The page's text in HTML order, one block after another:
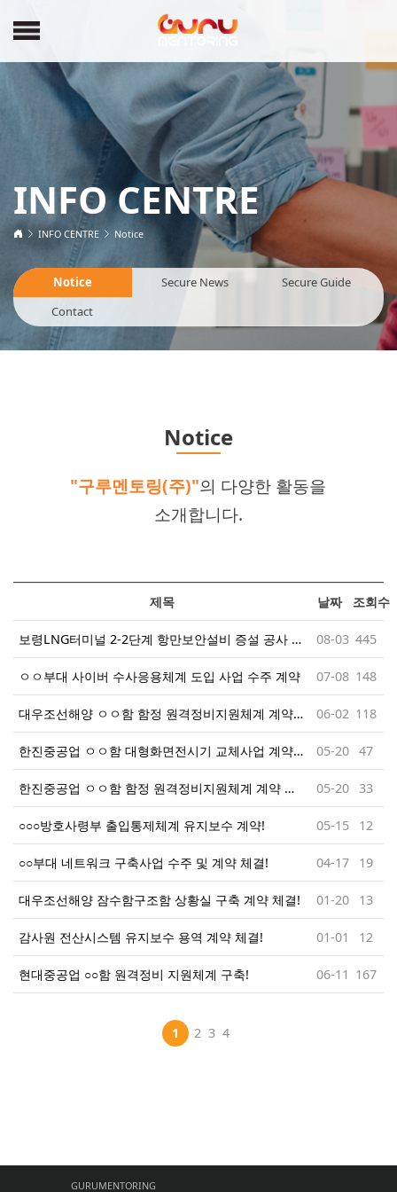
INFO CENTRE
INFO CENTRE Notice
Notice Secure News
Secure Guide
Contact
Notice
"구루멘토링(주)"의 다양한 활동을
소개합니다.
제목 날짜 조회수
보령LNG터미널 2-2단계 항만보안설비 증설 공사 계약 08-03 445
ㅇㅇ부대 사이버 수사응용체계 도입 사업 수주 계약 07-08 148
대우조선해양 ㅇㅇ함 함정 원격정비지원체계 계약(3척) 06-02 118
한진중공업 ㅇㅇ함 대형화면전시기 교체사업 계약 체결! 05-20 47
한진중공업 ㅇㅇ함 함정 원격정비지원체계 계약 체결! 05-20 33
○○○방호사령부 출입통제체계 유지보수 계약! 05-15 12
○○부대 네트워크 구축사업 수주 및 계약 체결! 04-17 19
대우조선해양 잠수함구조함 상황실 구축 계약 체결! 01-20 13
감사원 전산시스템 유지보수 용역 계약 체결! 01-01 12
현대중공업 ○○함 원격정비 지원체계 구축! 06-11 167
1 2 3 4
GURUMENTORING